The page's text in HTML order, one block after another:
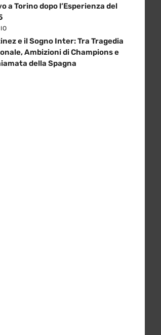
a Torino dopo l’Esperienza del
e il Sogno Inter: Tra Tragedia
Ambizioni di Champions e
della Spagna